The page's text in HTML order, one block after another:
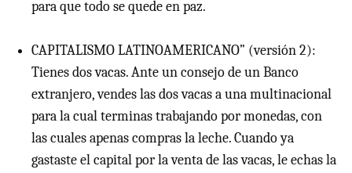
para que todo se quede en paz.
CAPITALISMO LATINOAMERICANO” (versión 2):
Tienes dos vacas. Ante un consejo de un Banco
extranjero, vendes las dos vacas a una multinacional
para la cual terminas trabajando por monedas, con
las cuales apenas compras la leche. Cuando ya
gastaste el capital por la venta de las vacas, le echas la